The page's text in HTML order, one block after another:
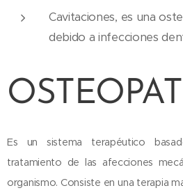
Cavitaciones, es una
debido a infecciones
Es un sistema terapéutico
tratamiento de las afecciones
organismo. Consiste en una terapia